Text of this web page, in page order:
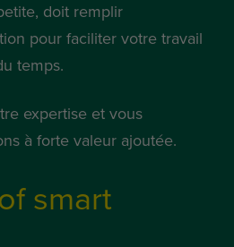
doit remplir
pour faciliter votre travail
temps.
expertise et vous
à forte valeur ajoutée.
smart